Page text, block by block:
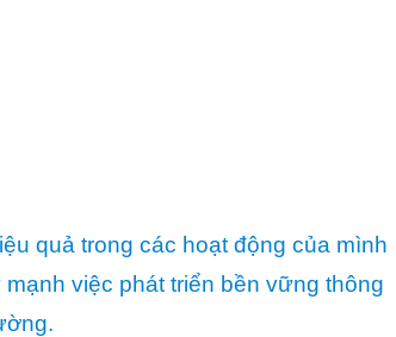
quả trong các hoạt động của mình
việc phát triển bền vững thông